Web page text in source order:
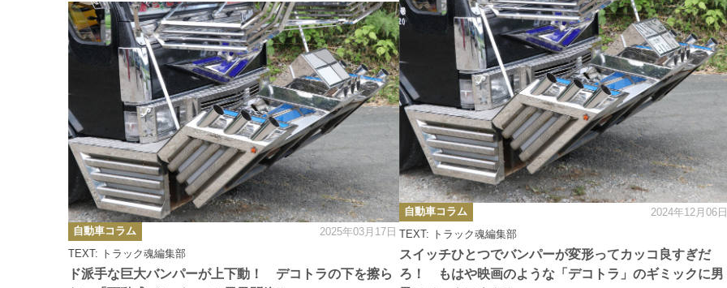
ド派手な巨大バンパーが上下動！ デコトラの下を擦ら
TEXT: トラック魂編集部
カ
テ
ゴ
リ
ー
自動車コラム 2025年03月17日
スイッチひとつでバンパーが変形ってカッコ良すぎだ
ろ！ もはや映画のような「デコトラ」のギミックに男
TEXT: トラック魂編集部
カ
テ
ゴ
リ
自動車コラム 2024年12月06日